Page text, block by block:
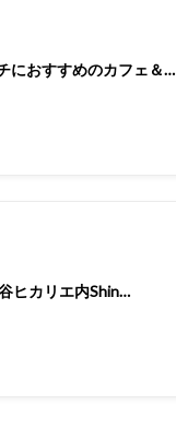
におすすめのカフェ＆…
ヒカリエ内Shin…